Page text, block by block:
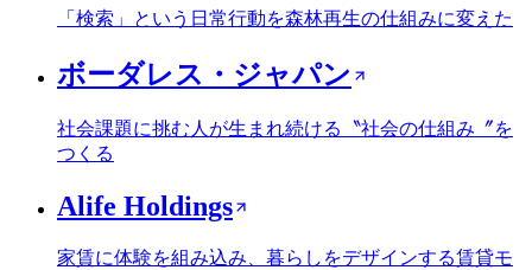
「検索」という日常行動を森林再生の仕組みに変えた
ボーダレス・ジャパン
社会課題に挑む人が生まれ続ける〝社会の仕組み〞を
つくる
Alife Holdings
家賃に体験を組み込み、暮らしをデザインする賃貸モ